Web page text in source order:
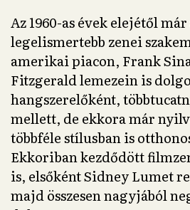
Az 1960-as évek elejétől
legelismertebb zenei
amerikai piacon, Frank
Fitzgerald lemezein is
hangszerelőként,
mellett, de ekkora már
többféle stílusban is
Ekkoriban kezdődött
is, elsőként Sidney Lumet
majd összesen nagyjából